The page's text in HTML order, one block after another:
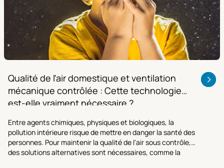
Qualité de l'air domestique et ventilation
mécanique contrôlée : Cette technologie
est-elle vraiment nécessaire ?
Entre agents chimiques, physiques et biologiques, la
pollution intérieure risque de mettre en danger la santé des
personnes. Pour maintenir la qualité de l'air sous contrôle,
des solutions alternatives sont nécessaires, comme la